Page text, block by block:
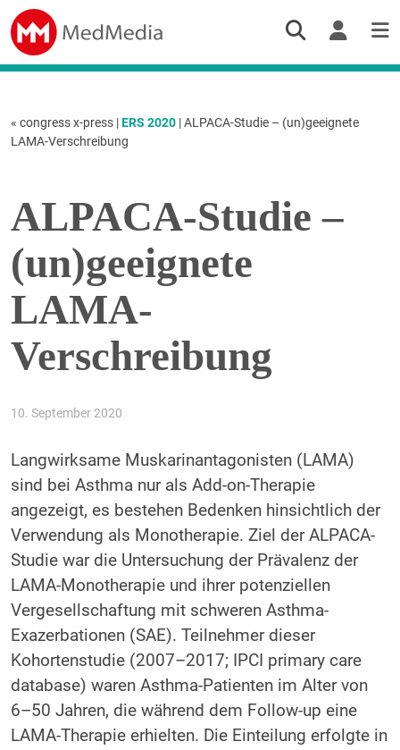
« congress x-press |ERS 2020| ALPACA-Studie – (un)geeignete
LAMA-Verschreibung
ALPACA-Studie –
(un)geeignete
LAMA-
Verschreibung
10. September 2020
Langwirksame Muskarinantagonisten (LAMA)
sind bei Asthma nur als Add-on-Therapie
angezeigt, es bestehen Bedenken hinsichtlich der
Verwendung als Monotherapie. Ziel der ALPACA-
Studie war die Untersuchung der Prävalenz der
LAMA-Monotherapie und ihrer potenziellen
Vergesellschaftung mit schweren Asthma-
Exazerbationen (SAE). Teilnehmer dieser
Kohortenstudie (2007–2017; IPCI primary care
database) waren Asthma-Patienten im Alter von
6–50 Jahren, die während dem Follow-up eine
LAMA-Therapie erhielten. Die Einteilung erfolgte in